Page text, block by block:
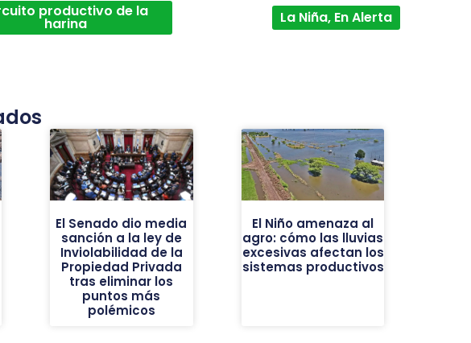
productivo de la
harina La Niña, En Alerta
El Senado dio media
sanción a la ley de
Inviolabilidad de la
Propiedad Privada
tras eliminar los
puntos más
polémicos
El Niño amenaza al
agro: cómo las lluvias
excesivas afectan los
sistemas productivos